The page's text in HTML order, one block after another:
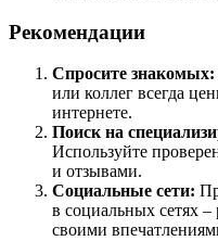
Рекомендации
Спросите знакомых:
или коллег всегда
интернете.
Поиск на
Используйте
и отзывами.
Социальные сети:
в социальных сетях –
своими